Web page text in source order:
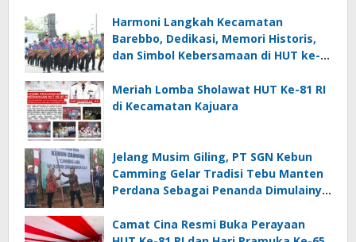
Harmoni Langkah Kecamatan
Barebbo, Dedikasi, Memori Historis,
dan Simbol Kebersamaan di HUT ke-
Meriah Lomba Sholawat HUT Ke-81 RI
di Kecamatan Kajuara
Jelang Musim Giling, PT SGN Kebun
Camming Gelar Tradisi Tebu Manten
Perdana Sebagai Penanda Dimulainya
Camat Cina Resmi Buka Perayaan